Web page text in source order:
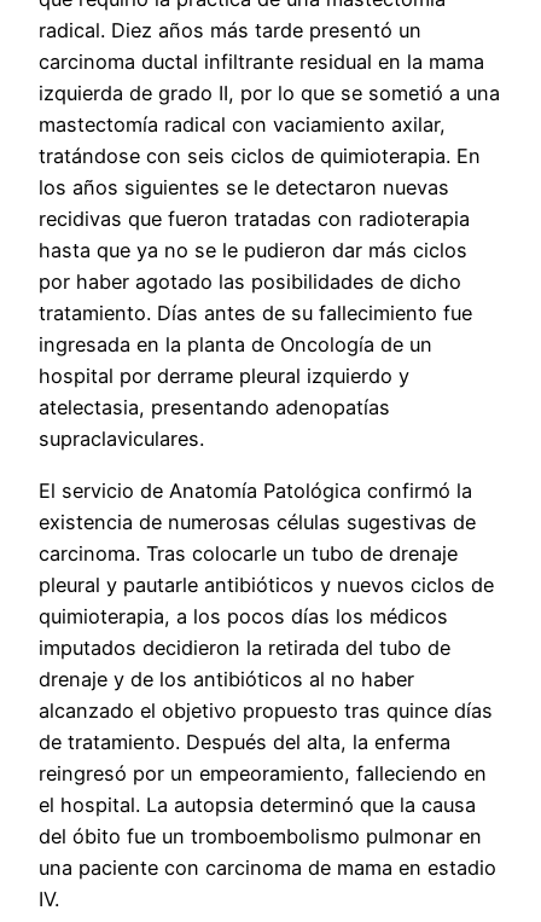
radical. Diez años más tarde presentó un
carcinoma ductal infiltrante residual en la mama
izquierda de grado II, por lo que se sometió a una
mastectomía radical con vaciamiento axilar,
tratándose con seis ciclos de quimioterapia. En
los años siguientes se le detectaron nuevas
recidivas que fueron tratadas con radioterapia
hasta que ya no se le pudieron dar más ciclos
por haber agotado las posibilidades de dicho
tratamiento. Días antes de su fallecimiento fue
ingresada en la planta de Oncología de un
hospital por derrame pleural izquierdo y
atelectasia, presentando adenopatías
supraclaviculares.
El servicio de Anatomía Patológica confirmó la
existencia de numerosas células sugestivas de
carcinoma. Tras colocarle un tubo de drenaje
pleural y pautarle antibióticos y nuevos ciclos de
quimioterapia, a los pocos días los médicos
imputados decidieron la retirada del tubo de
drenaje y de los antibióticos al no haber
alcanzado el objetivo propuesto tras quince días
de tratamiento. Después del alta, la enferma
reingresó por un empeoramiento, falleciendo en
el hospital. La autopsia determinó que la causa
del óbito fue un tromboembolismo pulmonar en
una paciente con carcinoma de mama en estadio
IV.